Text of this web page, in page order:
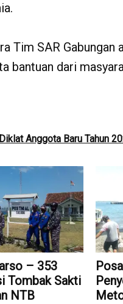
Tim SAR Gabungan
bantuan dari
Anggota Baru Tahun
– 353
Tombak Sakti
NTB